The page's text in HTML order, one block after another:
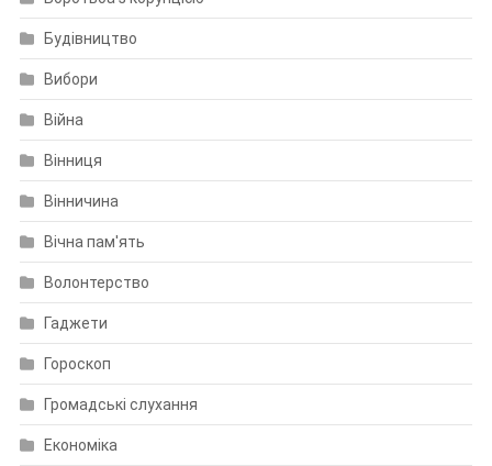
Будівництво
Вибори
Війна
Вінниця
Вінничина
Вічна пам'ять
Волонтерство
Гаджети
Гороскоп
Громадські слухання
Економіка